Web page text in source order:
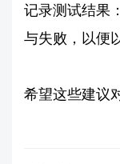
记录测试结果
与失败，以便
希望这些建议